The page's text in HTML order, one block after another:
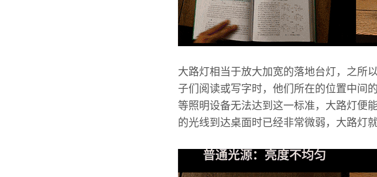
大路灯相当于放大加宽的落地台灯，之所
子们阅读或写字时，他们所在的位置中间
等照明设备无法达到这一标准，大路灯便
的光线到达桌面时已经非常微弱，大路灯